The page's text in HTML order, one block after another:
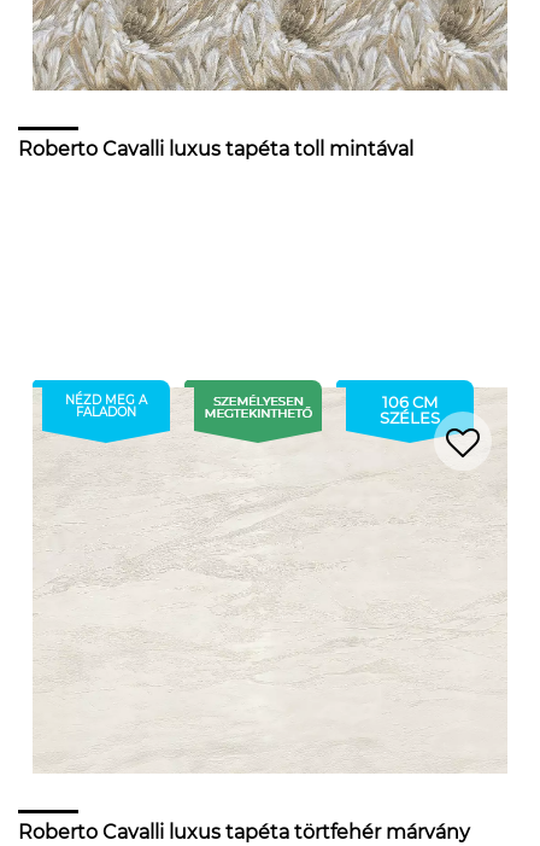
Roberto Cavalli luxus tapéta toll mintával
NÉZD MEG A
FALADON
106 CM
SZÉLES
Roberto Cavalli luxus tapéta törtfehér márvány